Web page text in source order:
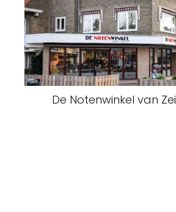
De Notenwinkel van